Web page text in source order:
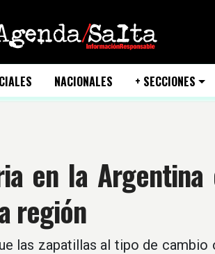
NACIONALES + SECCIONES
en la
región
las zapatillas al tipo de cambio